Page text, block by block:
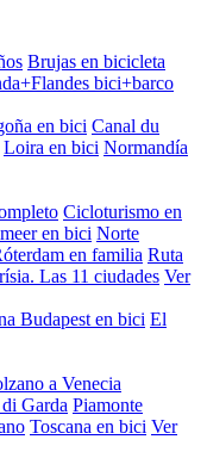
Brujas en bicicleta
bici+barco
en bici Canal du
Loira en bici Normandía
Cicloturismo en
en bici Norte
en familia Ruta
Las 11 ciudades Ver
Budapest en bici El
a Venecia
Garda Piamonte
Toscana en bici Ver